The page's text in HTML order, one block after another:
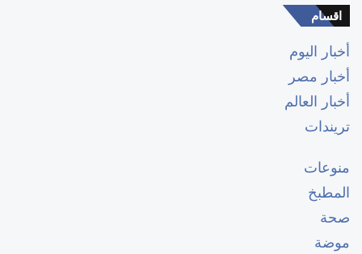
اقسام
أخبار اليوم
أخبار مصر
أخبار العالم
تريندات
منوعات
المطبخ
صحة
موضة